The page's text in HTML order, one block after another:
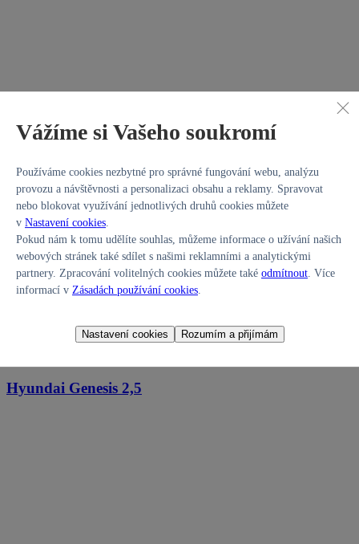
Najeto:164 823 km
Do provozu:03/2012
Převodovka:Automatická
Hl.m. Praha
Hyundai Genesis 2,5
Vážíme si Vašeho soukromí
Používáme cookies nezbytné pro správné fungování webu, analýzu
provozu a návštěvnosti a personalizaci obsahu a reklamy. Spravovat
nebo blokovat využívání jednotlivých druhů cookies můžete
v Nastavení cookies.
Pokud nám k tomu udělíte souhlas, můžeme informace o užívání našich
webových stránek také sdílet s našimi reklamními a analytickými
partnery. Zpracování volitelných cookies můžete také odmítnout. Více
informací v Zásadách používání cookies.
Nastavení cookies Rozumím a přijímám